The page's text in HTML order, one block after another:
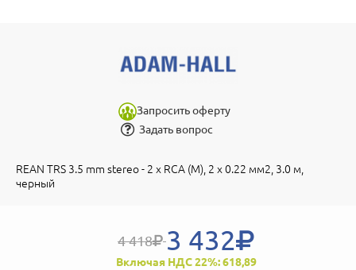
Запросить оферту
Задать вопрос
REAN TRS 3.5 mm stereo - 2 x RCA (M), 2 x 0.22 мм2, 3.0 м,
черный
4 418 3 432
Включая НДС 22%: 618,89